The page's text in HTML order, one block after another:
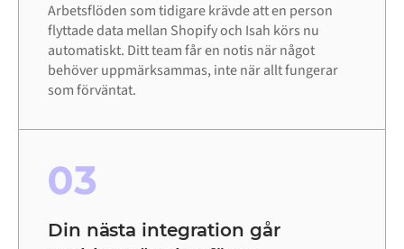
Arbetsflöden som tidigare krävde att en person
flyttade data mellan Shopify och Isah körs nu
automatiskt. Ditt team får en notis när något
behöver uppmärksammas, inte när allt fungerar
som förväntat.
03
Din nästa integration går